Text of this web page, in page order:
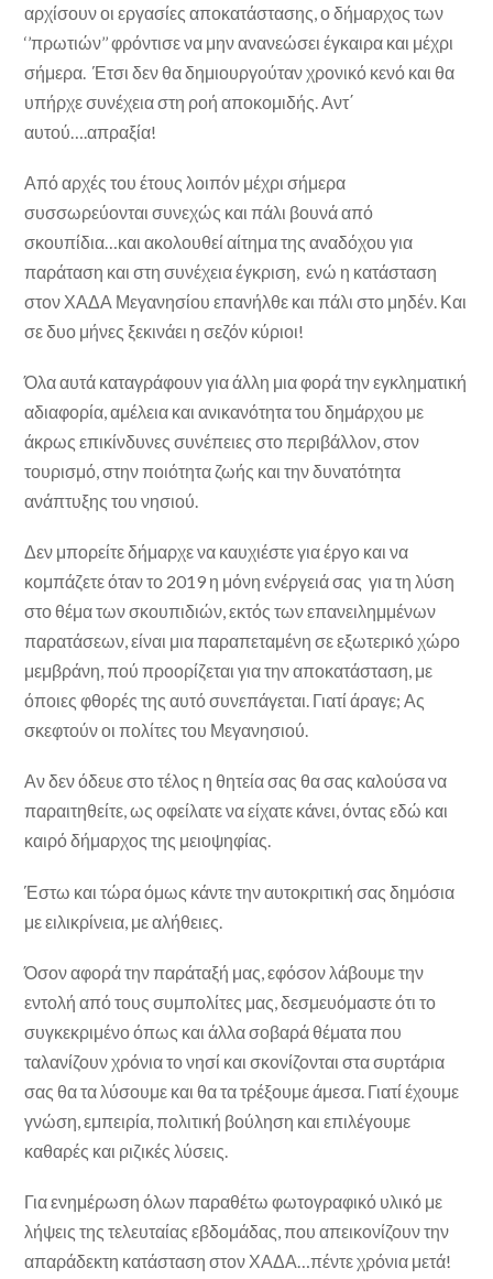
αρχίσουν οι εργασίες αποκατάστασης, ο δήμαρχος των
‘’πρωτιών’’ φρόντισε να μην ανανεώσει έγκαιρα και μέχρι
σήμερα. Έτσι δεν θα δημιουργούταν χρονικό κενό και θα
υπήρχε συνέχεια στη ροή αποκομιδής. Αντ΄
αυτού….απραξία!
Από αρχές του έτους λοιπόν μέχρι σήμερα
συσσωρεύονται συνεχώς και πάλι βουνά από
σκουπίδια…και ακολουθεί αίτημα της αναδόχου για
παράταση και στη συνέχεια έγκριση, ενώ η κατάσταση
στον ΧΑΔΑ Μεγανησίου επανήλθε και πάλι στο μηδέν. Και
σε δυο μήνες ξεκινάει η σεζόν κύριοι!
Όλα αυτά καταγράφουν για άλλη μια φορά την εγκληματική
αδιαφορία, αμέλεια και ανικανότητα του δημάρχου με
άκρως επικίνδυνες συνέπειες στο περιβάλλον, στον
τουρισμό, στην ποιότητα ζωής και την δυνατότητα
ανάπτυξης του νησιού.
Δεν μπορείτε δήμαρχε να καυχιέστε για έργο και να
κομπάζετε όταν το 2019 η μόνη ενέργειά σας για τη λύση
στο θέμα των σκουπιδιών, εκτός των επανειλημμένων
παρατάσεων, είναι μια παραπεταμένη σε εξωτερικό χώρο
μεμβράνη, πού προορίζεται για την αποκατάσταση, με
όποιες φθορές της αυτό συνεπάγεται. Γιατί άραγε; Ας
σκεφτούν οι πολίτες του Μεγανησιού.
Αν δεν όδευε στο τέλος η θητεία σας θα σας καλούσα να
παραιτηθείτε, ως οφείλατε να είχατε κάνει, όντας εδώ και
καιρό δήμαρχος της μειοψηφίας.
Έστω και τώρα όμως κάντε την αυτοκριτική σας δημόσια
με ειλικρίνεια, με αλήθειες.
Όσον αφορά την παράταξή μας, εφόσον λάβουμε την
εντολή από τους συμπολίτες μας, δεσμευόμαστε ότι το
συγκεκριμένο όπως και άλλα σοβαρά θέματα που
ταλανίζουν χρόνια το νησί και σκονίζονται στα συρτάρια
σας θα τα λύσουμε και θα τα τρέξουμε άμεσα. Γιατί έχουμε
γνώση, εμπειρία, πολιτική βούληση και επιλέγουμε
καθαρές και ριζικές λύσεις.
Για ενημέρωση όλων παραθέτω φωτογραφικό υλικό με
λήψεις της τελευταίας εβδομάδας, που απεικονίζουν την
απαράδεκτη κατάσταση στον ΧΑΔΑ…πέντε χρόνια μετά!